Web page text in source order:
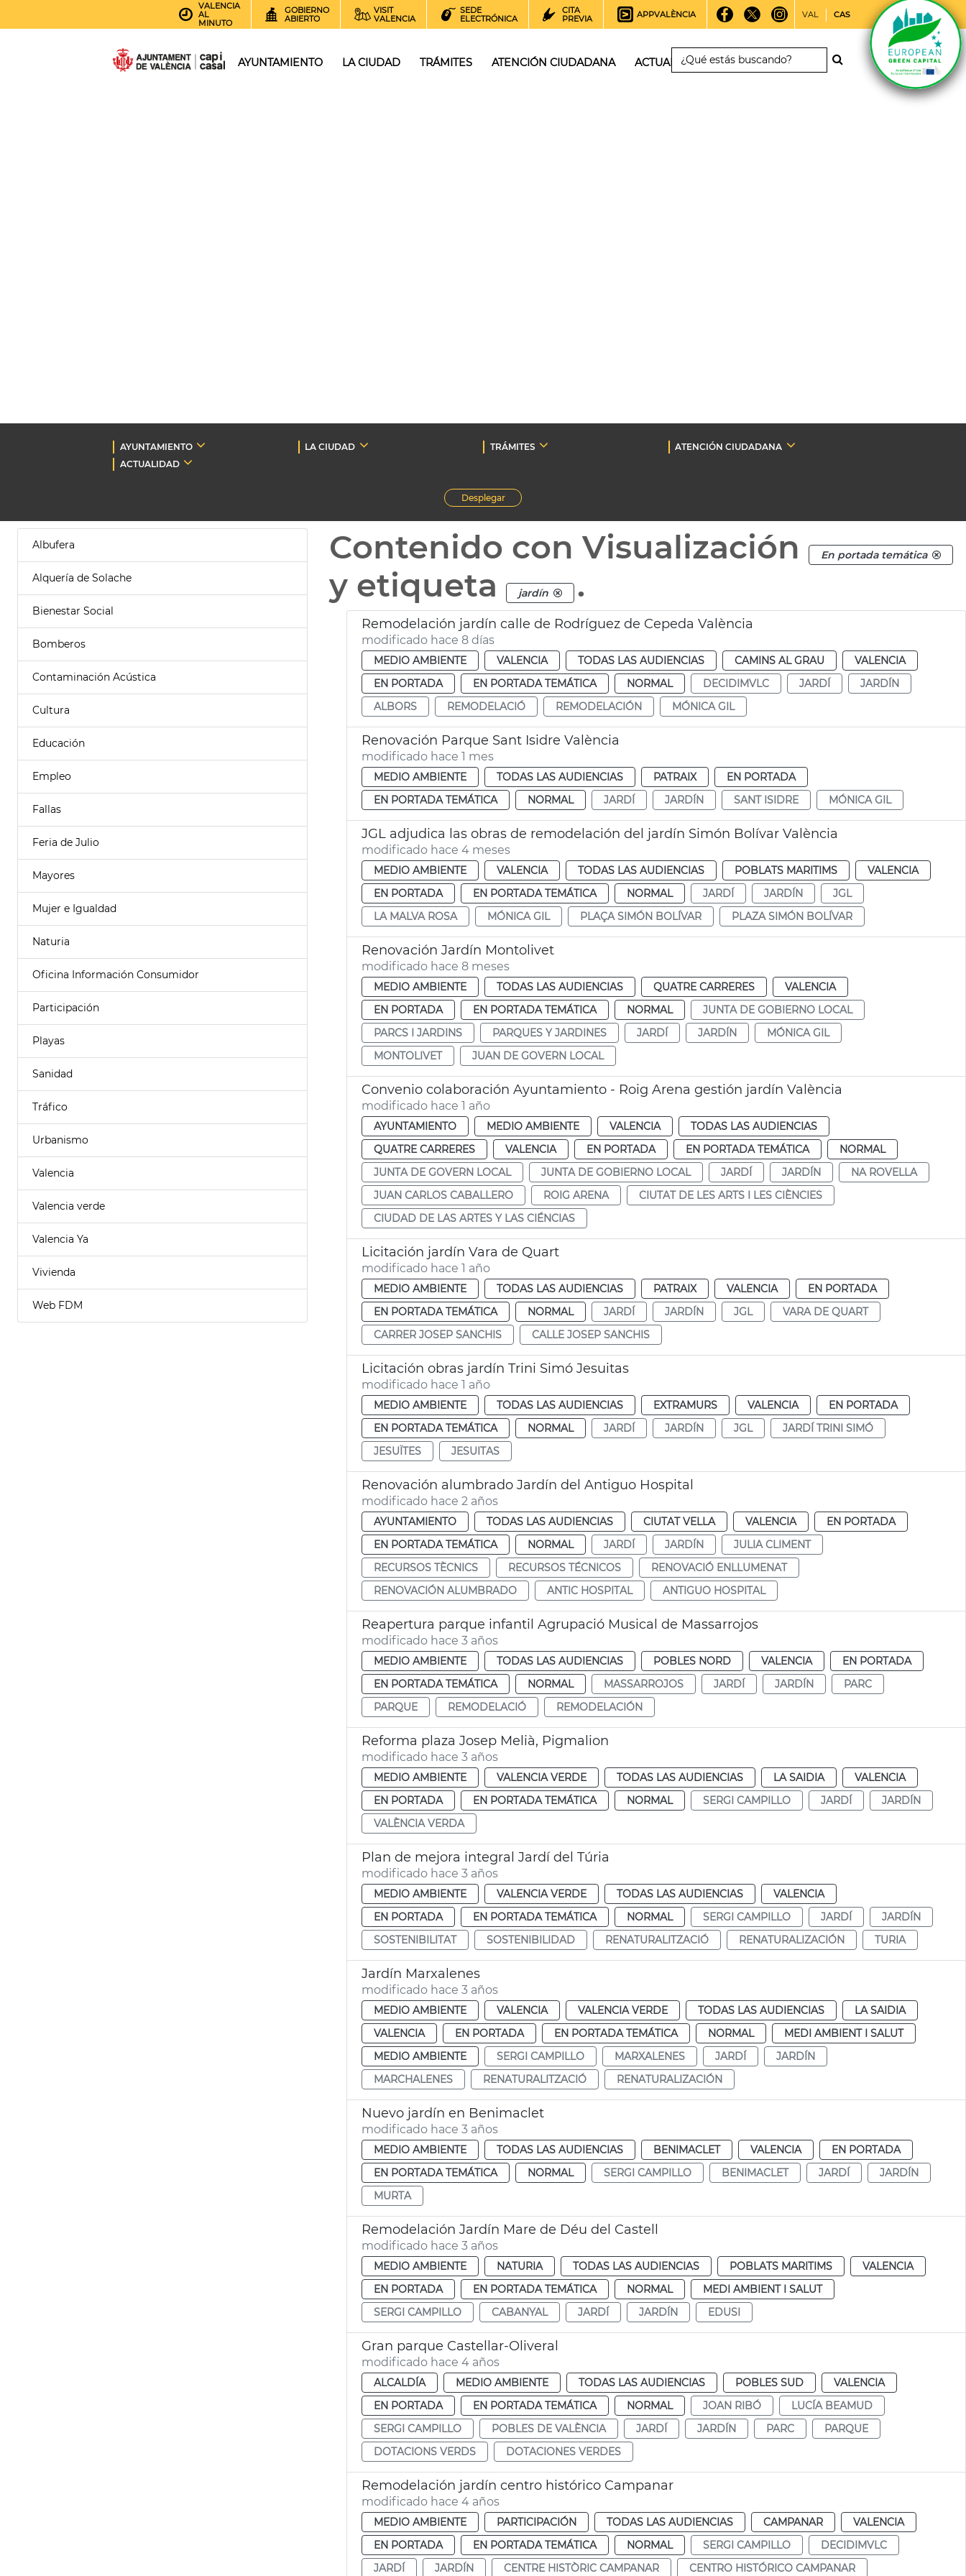
VALENCIA
AL
MINUTO
GOBIERNO
ABIERTO
VISIT
VALENCIA
SEDE
ELECTRÓNICA
CITA
PREVIA
APPVALÈNCIA VAL CAS
AYUNTAMIENTO LA CIUDAD TRÁMITES ATENCIÓN CIUDADANA ACTUALIDAD
AYUNTAMIENTO LA CIUDAD TRÁMITES
ATENCIÓN CIUDADANA
ACTUALIDAD
Desplegar
Albufera
Alquería de Solache
Bienestar Social
Bomberos
Contaminación Acústica
Cultura
Educación
Empleo
Fallas
Feria de Julio
Mayores
Mujer e Igualdad
Naturia
Oficina Información Consumidor
Participación
Playas
Sanidad
Tráfico
Urbanismo
Valencia
Valencia verde
Valencia Ya
Vivienda
Web FDM
Contenido con Visualización En portada temática
y etiqueta jardín .
Remodelación jardín calle de Rodríguez de Cepeda València
modificado hace 8 días
MEDIO AMBIENTE VALENCIA TODAS LAS AUDIENCIAS CAMINS AL GRAU
VALENCIA
EN PORTADA
EN PORTADA TEMÁTICA NORMAL DECIDIMVLC JARDÍ
JARDÍN
ALBORS
REMODELACIÓ REMODELACIÓN MÓNICA GIL
Renovación Parque Sant Isidre València
modificado hace 1 mes
MEDIO AMBIENTE TODAS LAS AUDIENCIAS PATRAIX
EN PORTADA
EN PORTADA TEMÁTICA
NORMAL JARDÍ JARDÍN SANT ISIDRE MÓNICA GIL
JGL adjudica las obras de remodelación del jardín Simón Bolívar València
modificado hace 4 meses
MEDIO AMBIENTE VALENCIA TODAS LAS AUDIENCIAS POBLATS MARITIMS
VALENCIA
EN PORTADA
EN PORTADA TEMÁTICA NORMAL JARDÍ JARDÍN
JGL
LA MALVA ROSA
MÓNICA GIL PLAÇA SIMÓN BOLÍVAR PLAZA SIMÓN BOLÍVAR
Renovación Jardín Montolivet
modificado hace 8 meses
MEDIO AMBIENTE TODAS LAS AUDIENCIAS QUATRE CARRERES
VALENCIA
EN PORTADA
EN PORTADA TEMÁTICA NORMAL
JUNTA DE GOBIERNO LOCAL
PARCS I JARDINS
PARQUES Y JARDINES JARDÍ JARDÍN
MÓNICA GIL
MONTOLIVET
JUAN DE GOVERN LOCAL
Convenio colaboración Ayuntamiento - Roig Arena gestión jardín València
modificado hace 1 año
AYUNTAMIENTO MEDIO AMBIENTE VALENCIA
TODAS LAS AUDIENCIAS
QUATRE CARRERES
VALENCIA EN PORTADA EN PORTADA TEMÁTICA
NORMAL
JUNTA DE GOVERN LOCAL
JUNTA DE GOBIERNO LOCAL JARDÍ JARDÍN
NA ROVELLA
JUAN CARLOS CABALLERO
ROIG ARENA
CIUTAT DE LES ARTS I LES CIÈNCIES
CIUDAD DE LAS ARTES Y LAS CIÉNCIAS
Licitación jardín Vara de Quart
modificado hace 1 año
MEDIO AMBIENTE TODAS LAS AUDIENCIAS PATRAIX VALENCIA
EN PORTADA
EN PORTADA TEMÁTICA
NORMAL JARDÍ JARDÍN JGL
VARA DE QUART
CARRER JOSEP SANCHIS
CALLE JOSEP SANCHIS
Licitación obras jardín Trini Simó Jesuitas
modificado hace 1 año
MEDIO AMBIENTE TODAS LAS AUDIENCIAS EXTRAMURS VALENCIA
EN PORTADA
EN PORTADA TEMÁTICA
NORMAL JARDÍ JARDÍN JGL
JARDÍ TRINI SIMÓ
JESUÏTES
JESUITAS
Renovación alumbrado Jardín del Antiguo Hospital
modificado hace 2 años
AYUNTAMIENTO TODAS LAS AUDIENCIAS CIUTAT VELLA VALENCIA
EN PORTADA
EN PORTADA TEMÁTICA
NORMAL JARDÍ JARDÍN
JULIA CLIMENT
RECURSOS TÈCNICS
RECURSOS TÉCNICOS
RENOVACIÓ ENLLUMENAT
RENOVACIÓN ALUMBRADO
ANTIC HOSPITAL ANTIGUO HOSPITAL
Reapertura parque infantil Agrupació Musical de Massarrojos
modificado hace 3 años
MEDIO AMBIENTE TODAS LAS AUDIENCIAS POBLES NORD VALENCIA
EN PORTADA
EN PORTADA TEMÁTICA
NORMAL MASSARROJOS JARDÍ JARDÍN
PARC
PARQUE
REMODELACIÓ REMODELACIÓN
Reforma plaza Josep Melià, Pigmalion
modificado hace 3 años
MEDIO AMBIENTE VALENCIA VERDE TODAS LAS AUDIENCIAS LA SAIDIA
VALENCIA
EN PORTADA
EN PORTADA TEMÁTICA NORMAL SERGI CAMPILLO JARDÍ
JARDÍN
VALÈNCIA VERDA
Plan de mejora integral Jardí del Túria
modificado hace 3 años
MEDIO AMBIENTE VALENCIA VERDE TODAS LAS AUDIENCIAS
VALENCIA
EN PORTADA
EN PORTADA TEMÁTICA NORMAL SERGI CAMPILLO JARDÍ
JARDÍN
SOSTENIBILITAT
SOSTENIBILIDAD RENATURALITZACIÓ RENATURALIZACIÓN TURIA
Jardín Marxalenes
modificado hace 3 años
MEDIO AMBIENTE VALENCIA VALENCIA VERDE TODAS LAS AUDIENCIAS
LA SAIDIA
VALENCIA
EN PORTADA EN PORTADA TEMÁTICA NORMAL
MEDI AMBIENT I SALUT
MEDIO AMBIENTE
SERGI CAMPILLO MARXALENES JARDÍ
JARDÍN
MARCHALENES
RENATURALITZACIÓ RENATURALIZACIÓN
Nuevo jardín en Benimaclet
modificado hace 3 años
MEDIO AMBIENTE TODAS LAS AUDIENCIAS BENIMACLET VALENCIA
EN PORTADA
EN PORTADA TEMÁTICA
NORMAL SERGI CAMPILLO BENIMACLET JARDÍ
JARDÍN
MURTA
Remodelación Jardín Mare de Déu del Castell
modificado hace 3 años
MEDIO AMBIENTE NATURIA TODAS LAS AUDIENCIAS POBLATS MARITIMS
VALENCIA
EN PORTADA
EN PORTADA TEMÁTICA NORMAL
MEDI AMBIENT I SALUT
SERGI CAMPILLO
CABANYAL JARDÍ JARDÍN EDUSI
Gran parque Castellar-Oliveral
modificado hace 4 años
ALCALDÍA MEDIO AMBIENTE TODAS LAS AUDIENCIAS POBLES SUD
VALENCIA
EN PORTADA
EN PORTADA TEMÁTICA NORMAL JOAN RIBÓ
LUCÍA BEAMUD
SERGI CAMPILLO
POBLES DE VALÈNCIA JARDÍ JARDÍN PARC
PARQUE
DOTACIONS VERDS
DOTACIONES VERDES
Remodelación jardín centro histórico Campanar
modificado hace 4 años
MEDIO AMBIENTE PARTICIPACIÓN TODAS LAS AUDIENCIAS CAMPANAR
VALENCIA
EN PORTADA
EN PORTADA TEMÁTICA NORMAL SERGI CAMPILLO
DECIDIMVLC
JARDÍ
JARDÍN CENTRE HISTÒRIC CAMPANAR CENTRO HISTÓRICO CAMPANAR